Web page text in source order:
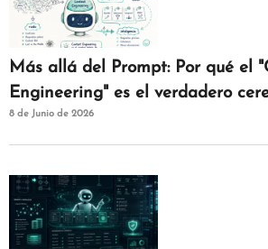
Más allá del Prompt: Por qué el
Engineering" es el verdadero
agentes de IAM
8 de Junio de 2026